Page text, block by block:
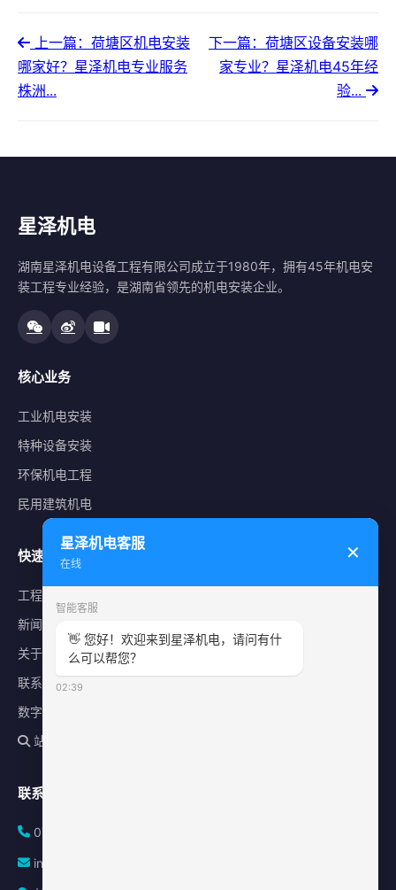
上一篇：荷塘区机电安装
哪家好？星泽机电专业服务
株洲...
下一篇：荷塘区设备安装哪
家专业？星泽机电45年经
验...
星泽机电
湖南星泽机电设备工程有限公司成立于1980年，拥有45年机电安
装工程专业经验，是湖南省领先的机电安装企业。
核心业务
工业机电安装
特种设备安装
环保机电工程
民用建筑机电
快速导航
工程案例
新闻中心
关于星泽
联系我们
数字化平台
站内搜索
联系方式
0731-84010225
info@sonz.cn
星泽机电客服
在线
✕
智能客服
👋 您好！欢迎来到星泽机电，请问有什
么可以帮您？
02:39